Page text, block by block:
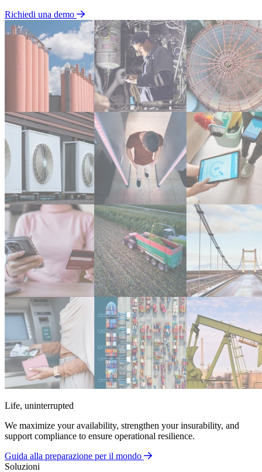
Richiedi una demo
Life, uninterrupted
We maximize your availability, strengthen your insurability, and
support compliance to ensure operational resilience.
Guida alla preparazione per il mondo
Soluzioni